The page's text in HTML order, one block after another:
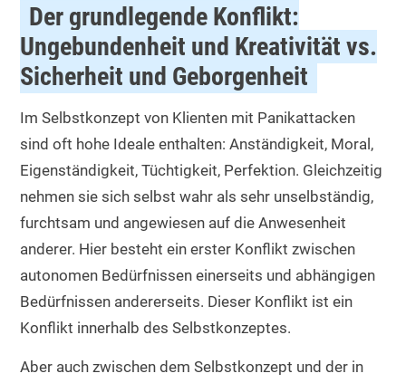
Der grundlegende Konflikt:
Ungebundenheit und Kreativität vs.
Sicherheit und Geborgenheit
Im Selbstkonzept von Klienten mit Panikattacken
sind oft hohe Ideale enthalten: Anständigkeit, Moral,
Eigenständigkeit, Tüchtigkeit, Perfektion. Gleichzeitig
nehmen sie sich selbst wahr als sehr unselbständig,
furchtsam und angewiesen auf die Anwesenheit
anderer. Hier besteht ein erster Konflikt zwischen
autonomen Bedürfnissen einerseits und abhängigen
Bedürfnissen andererseits. Dieser Konflikt ist ein
Konflikt innerhalb des Selbstkonzeptes.
Aber auch zwischen dem Selbstkonzept und der in